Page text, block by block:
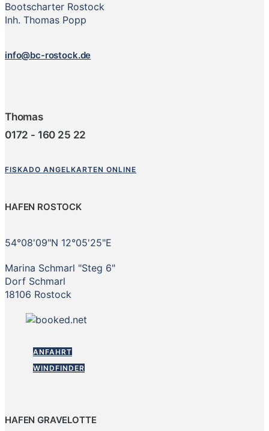
Bootscharter Rostock
Inh. Thomas Popp
info@bc-rostock.de
Thomas
0172 - 160 25 22
FISKADO ANGELKARTEN ONLINE
HAFEN ROSTOCK
54°08'09"N 12°05'25"E
Marina Schmarl "Steg 6"
Dorf Schmarl
18106 Rostock
ANFAHRT
WINDFINDER
HAFEN GRAVELOTTE